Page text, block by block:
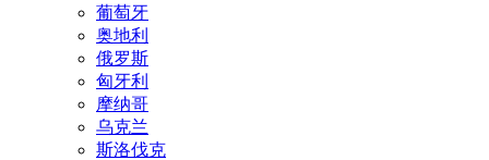
葡萄牙
奥地利
俄罗斯
匈牙利
摩纳哥
乌克兰
斯洛伐克